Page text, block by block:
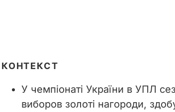
КОНТЕКСТ
У чемпіонаті України в УПЛ
виборов золоті нагороди,